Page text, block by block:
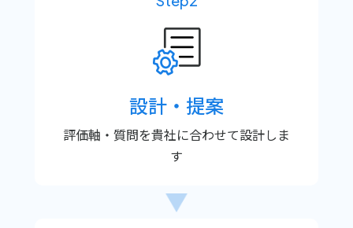
設計・提案
評価軸・質問を貴社に合わせて設計しま
す